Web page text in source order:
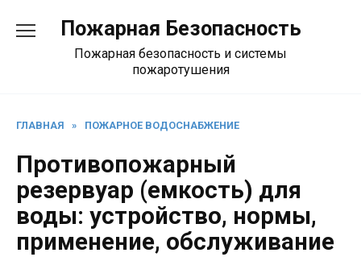
содержанию
Пожарная Безопасность
Пожарная безопасность и системы
пожаротушения
ГЛАВНАЯ » ПОЖАРНОЕ ВОДОСНАБЖЕНИЕ
Противопожарный
резервуар (емкость) для
воды: устройство, нормы,
применение, обслуживание